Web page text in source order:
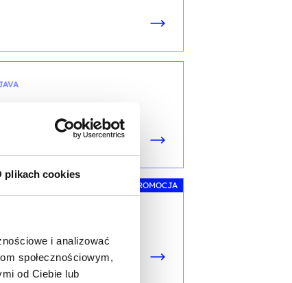
plikach cookies
i analizować
społecznościowym,
od Ciebie lub
PROMOCJA